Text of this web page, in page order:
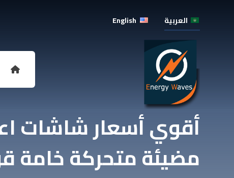
العربية English
أقوي أسعار شاشات
مضيئة متحركة خامة